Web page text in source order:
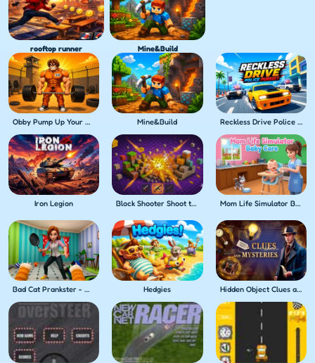
rooftop runner Mine&Build
Obby Pump Up Your Muscles! 1 per second Mine&Build Reckless Drive Police Pursuit
Iron Legion Block Shooter Shoot the Blocks! Mom Life Simulator Baby Care
Bad Cat Prankster - Mom's Return Hedgies Hidden Object Clues and Mysteries